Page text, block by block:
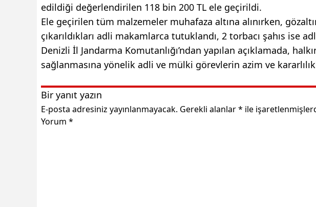
edildiği değerlendirilen 118 bin 200 TL ele geçirildi.
Ele geçirilen tüm malzemeler muhafaza altına alınırken,
çıkarıldıkları adli makamlarca tutuklandı, 2 torbacı şahıs ise
Denizli İl Jandarma Komutanlığı’ndan yapılan açıklamada,
sağlanmasına yönelik adli ve mülki görevlerin azim ve
Bir yanıt yazın
E-posta adresiniz yayınlanmayacak. Gerekli alanlar* ile
Yorum *